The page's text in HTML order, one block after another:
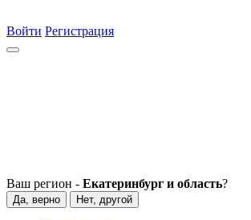
Войти Регистрация
Ваш регион - Екатеринбург и область?
Да, верно Нет, другой